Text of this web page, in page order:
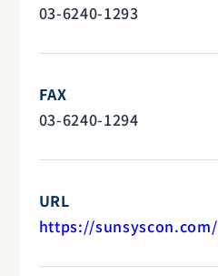
03-6240-1293
FAX
03-6240-1294
URL
https://sunsyscon.com/